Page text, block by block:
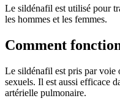
Le sildénafil est utilisé pour
les hommes et les femmes.
Comment
Le sildénafil est pris par voie
sexuels. Il est aussi efficace
artérielle pulmonaire.